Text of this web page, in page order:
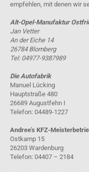
empfehlen, mit denen wir
Alt-Opel-Manufaktur
Jan Vetter
An der Eiche 14
26784 Blomberg
Tel: 04977-9387989
Die Autofabrik
Manuel Lücking
Hauptstraße 480
26689 Augustfehn I
Telefon: 04489-1227
Andree's KFZ-
Ostkamp 15
26203 Wardenburg
Telefon: 04407 – 2184